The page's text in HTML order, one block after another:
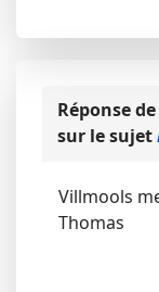
Réponse de
sur le sujet
Villmools
Thomas